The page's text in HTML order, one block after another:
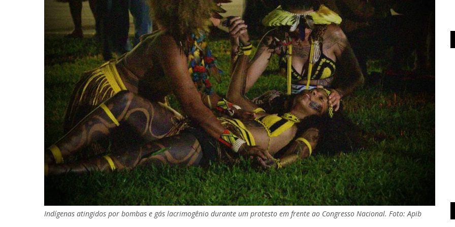
Indígenas atingidos por bombas e gás lacrimogênio durante um protesto em frente ao Congresso Nacional. Foto: Apib